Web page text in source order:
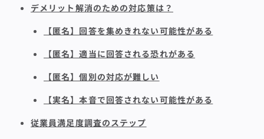
デメリット解消のための対応策は？
【匿名】回答を集めきれない可能性がある
【匿名】適当に回答される恐れがある
【匿名】個別の対応が難しい
【実名】本音で回答されない可能性がある
従業員満足度調査のステップ